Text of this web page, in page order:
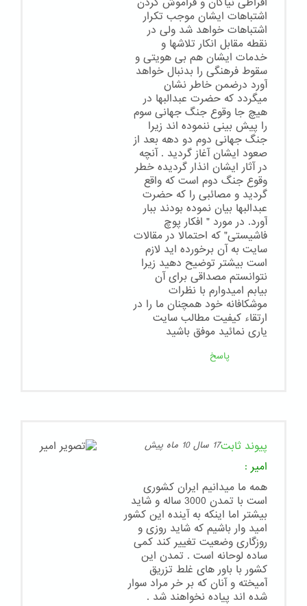
اشتباهات ایشان موجب تکرار
اشتباهات خواهد شد ولی در
نقطه مقابل انکار تلاشها و
خدمات ایشان هم بی هویتی و
سقوط فرهنگی را بدنبال خواهد
آورد درضمن خاطر نشان
میگردد که حضرت عبدالبها در
هیچ جا وقوع جنگ جهانی سوم
را پیش بینی ننموده اند زیرا
جنگ جهانی دوم دو دهه بعد از
صعود ایشان آغاز گردید . آنچه
در آثار ایشان انذار گردیده خطر
وقوع جنگ دوم است که واقع
گردید و مصائبی را که حضرت
عبدالبها بیان نموده بودند ببار
آورد. در مورد " افکار پوچ
فاشیستی" که احتمالا در مقالات
سایت به آن برخورده اید لازم
است بیشتر توضیح دهید زیرا
نتوانستم مصداقی برای آن
بیابم امیدوارم با نظرات
موشکافانه خود همچنان ما را در
ارتقاء کیفیت مطالب سایت
یاری نمائید موفق باشید
پاسخ
پیوند ثابت17 سال 10 ماه پیش
امیر :
همه ما میدانیم ایران کشوری
است با تمدن 3000 ساله و شاید
بیشتر اما اینکه به آینده این کشور
امید وار باشیم که شاید روزی و
روزگاری وضعیت تغییر کند کمی
ساده لوحانه است . تمدن این
کشور با باور های غلط تزریق
آمیخته و آنان که بر خر مراد سوار
شده اند پیاده نخواهند شد .